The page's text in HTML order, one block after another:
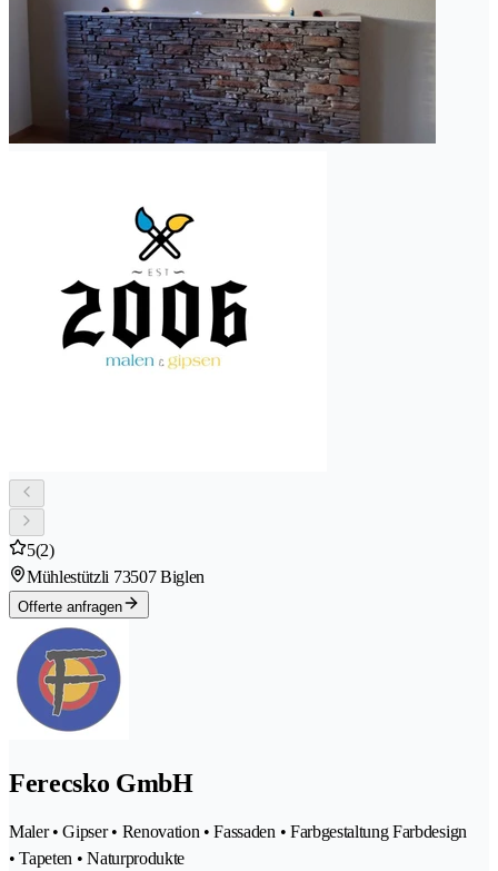
5(2)
Mühlestützli 73507 Biglen
Offerte anfragen
Ferecsko GmbH
Maler • Gipser • Renovation • Fassaden • Farbgestaltung Farbdesign
• Tapeten • Naturprodukte